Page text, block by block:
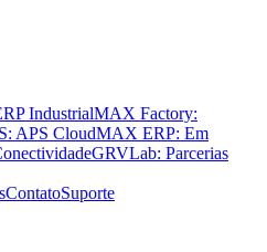
IndustrialMAX Factory:
APS CloudMAX ERP: Em
GRVLab: Parcerias
ContatoSuporte